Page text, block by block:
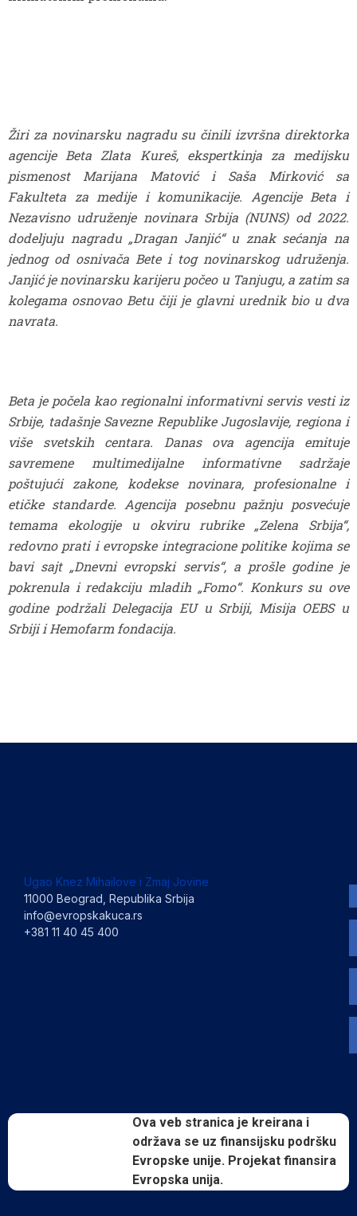
Žiri za novinarsku nagradu su činili izvršna direktorka
agencije Beta Zlata Kureš, ekspertkinja za medijsku
pismenost Marijana Matović i Saša Mirković sa
Fakulteta za medije i komunikacije. Agencije Beta i
Nezavisno udruženje novinara Srbija (NUNS) od 2022.
dodeljuju nagradu „Dragan Janjić“ u znak sećanja na
jednog od osnivača Bete i tog novinarskog udruženja.
Janjić je novinarsku karijeru počeo u Tanjugu, a zatim sa
kolegama osnovao Betu čiji je glavni urednik bio u dva
navrata.
Beta je počela kao regionalni informativni servis vesti iz
Srbije, tadašnje Savezne Republike Jugoslavije, regiona i
više svetskih centara. Danas ova agencija emituje
savremene multimedijalne informativne sadržaje
poštujući zakone, kodekse novinara, profesionalne i
etičke standarde. Agencija posebnu pažnju posvećuje
temama ekologije u okviru rubrike „Zelena Srbija“,
redovno prati i evropske integracione politike kojima se
bavi sajt „Dnevni evropski servis“, a prošle godine je
pokrenula i redakciju mladih „Fomo“. Konkurs su ove
godine podržali Delegacija EU u Srbiji, Misija OEBS u
Srbiji i Hemofarm fondacija.
Ugao Knez Mihailove i Zmaj Jovine
11000 Beograd, Republika Srbija
info@evropskakuca.rs
+381 11 40 45 400
Ova veb stranica je kreirana i
održava se uz finansijsku podršku
Evropske unije. Projekat finansira
Evropska unija.